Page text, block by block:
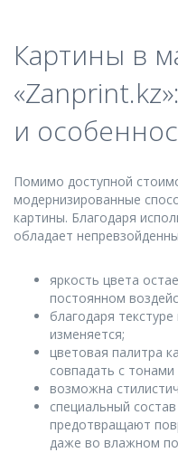
Картины в
и
Помимо доступной
модернизированные
картины. Благодаря
обладает
яркость цвета
постоянном
благодаря
изменяется;
цветовая палитра
совпадать с тонами
возможна
специальный
предотвращают
даже во влажном